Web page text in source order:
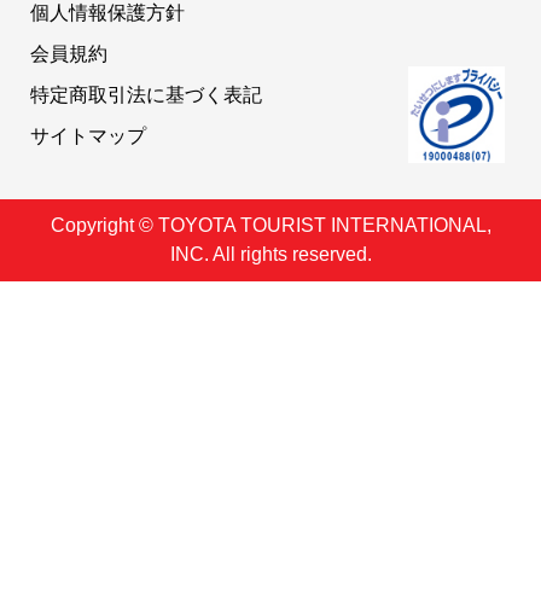
個人情報保護方針
会員規約
特定商取引法に基づく表記
サイトマップ
Copyright © TOYOTA TOURIST INTERNATIONAL,
INC. All rights reserved.